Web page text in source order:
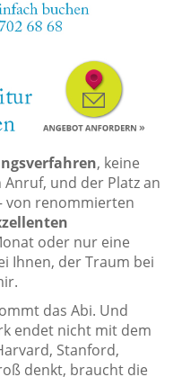
, keine
und der Platz an
von renommierten
oder nur eine
Ihnen, der Traum bei
das Abi. Und
endet nicht mit dem
Stanford,
denkt, braucht die